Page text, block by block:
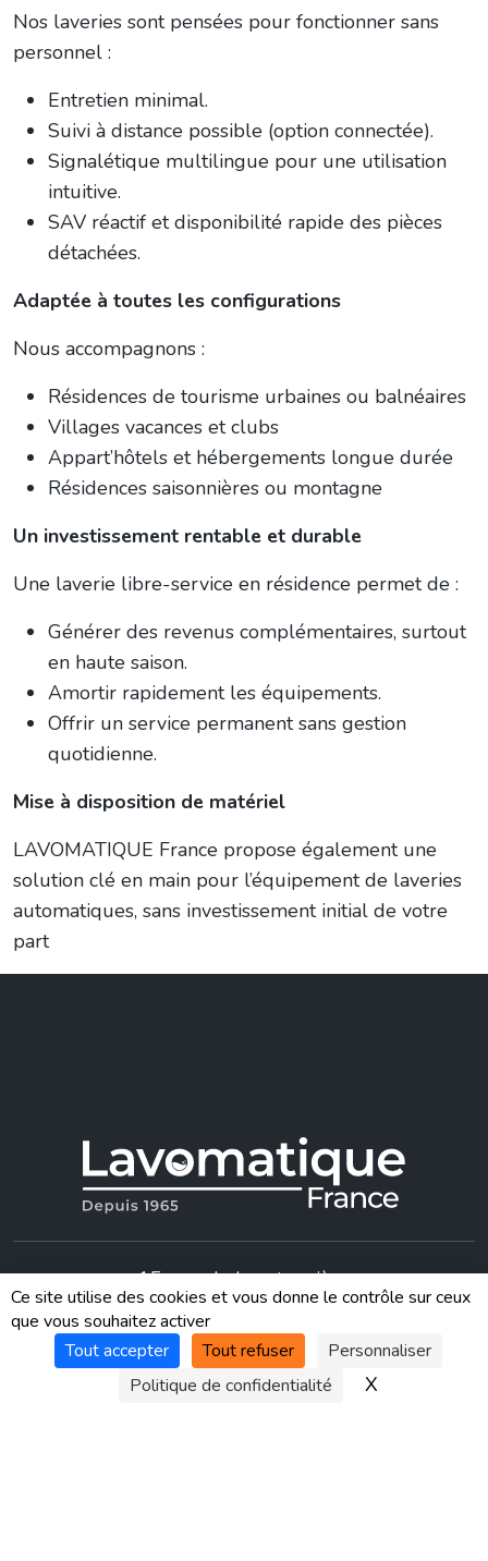
Ce site utilise des cookies et vous donne le contrôle sur ceux
que vous souhaitez activer
Tout accepter
Tout refuser
Personnaliser
Politique de confidentialité
X
Nos laveries sont pensées pour fonctionner sans
personnel :
Entretien minimal.
Suivi à distance possible (option connectée).
Signalétique multilingue pour une utilisation
intuitive.
SAV réactif et disponibilité rapide des pièces
détachées.
Adaptée à toutes les configurations
Nous accompagnons :
Résidences de tourisme urbaines ou balnéaires
Villages vacances et clubs
Appart’hôtels et hébergements longue durée
Résidences saisonnières ou montagne
Un investissement rentable et durable
Une laverie libre-service en résidence permet de :
Générer des revenus complémentaires, surtout
en haute saison.
Amortir rapidement les équipements.
Offrir un service permanent sans gestion
quotidienne.
Mise à disposition de matériel
LAVOMATIQUE France propose également une
solution clé en main pour l’équipement de laveries
automatiques, sans investissement initial de votre
part
15, rue de la cotonnière
CS 95271 - 14000 Caen Cedex 4 - France